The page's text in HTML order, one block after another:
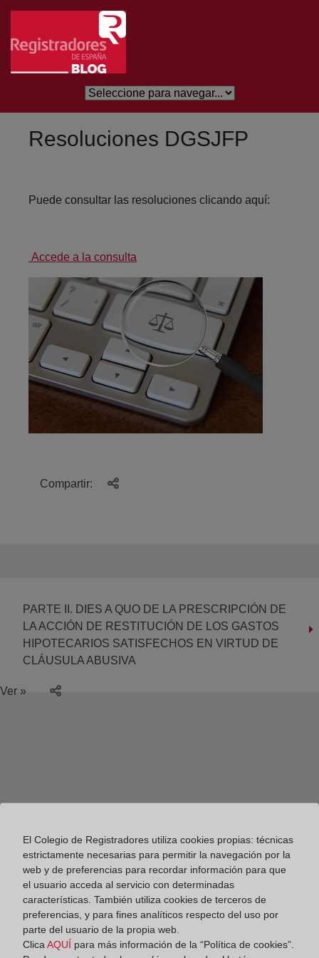
Saltar al contenido principal
Resoluciones DGSJFP
Puede consultar las resoluciones clicando aquí:
Accede a la consulta
Compartir:
PARTE II. DIES A QUO DE LA PRESCRIPCIÓN DE
LA ACCIÓN DE RESTITUCIÓN DE LOS GASTOS
HIPOTECARIOS SATISFECHOS EN VIRTUD DE
CLÁUSULA ABUSIVA
Ver »
Colegio de Registradores
El Colegio de Registradores utiliza cookies propias: técnicas
estrictamente necesarias para permitir la navegación por la
web y de preferencias para recordar información para que
el usuario acceda al servicio con determinadas
características. También utiliza cookies de terceros de
preferencias, y para fines analíticos respecto del uso por
parte del usuario de la propia web.
Clica AQUÍ para más información de la “Política de cookies”.